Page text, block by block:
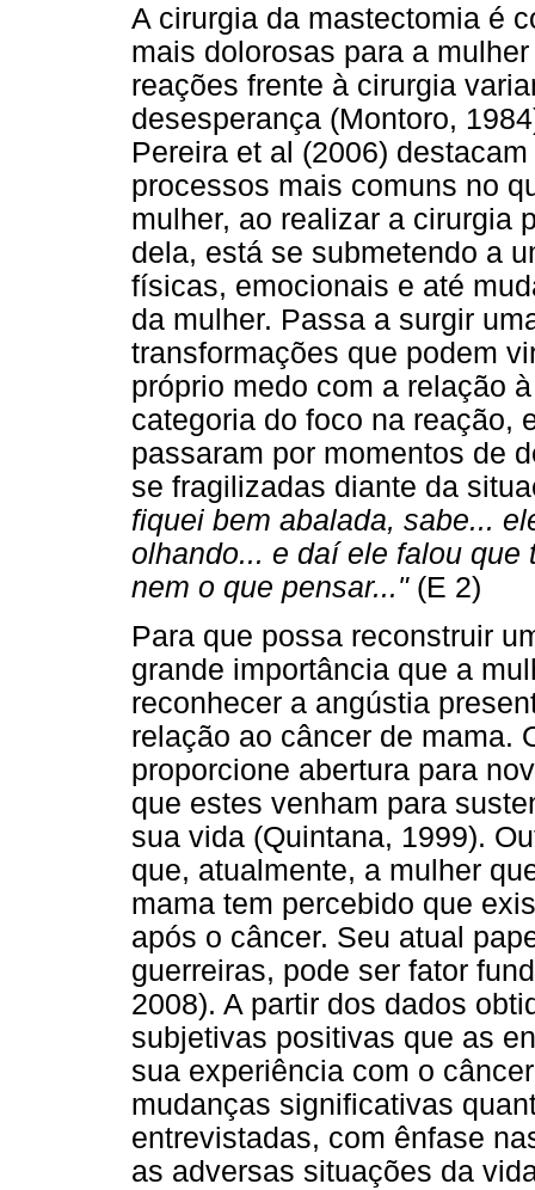
A cirurgia da mastectomia é
mais dolorosas para a
reações frente à cirurgia
desesperança (Montoro,
Pereira et al (2006)
processos mais comuns no
mulher, ao realizar a cirurgia
dela, está se submetendo a
físicas, emocionais e até
da mulher. Passa a surgir
transformações que podem
próprio medo com a relação
categoria do foco na reação,
passaram por momentos de
se fragilizadas diante da
fiquei bem abalada, sabe...
olhando... e daí ele falou
nem o que pensar..." (E 2)
Para que possa reconstruir
grande importância que a
reconhecer a angústia
relação ao câncer de mama.
proporcione abertura para
que estes venham para
sua vida (Quintana, 1999).
que, atualmente, a mulher
mama tem percebido que
após o câncer. Seu atual
guerreiras, pode ser fator
2008). A partir dos dados
subjetivas positivas que as
sua experiência com o
mudanças significativas
entrevistadas, com ênfase
as adversas situações da